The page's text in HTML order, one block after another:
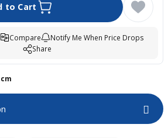
to Cart
Compare
Notify Me When Price Drops
Share